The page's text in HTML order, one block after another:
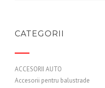
CATEGORII
ACCESORII AUTO
Accesorii pentru balustrade